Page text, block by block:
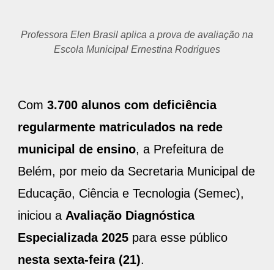
Professora Elen Brasil aplica a prova de avaliação na
Escola Municipal Ernestina Rodrigues
Com 3.700 alunos com deficiência
regularmente matriculados na rede
municipal de ensino, a Prefeitura de
Belém, por meio da Secretaria Municipal de
Educação, Ciência e Tecnologia (Semec),
iniciou a Avaliação Diagnóstica
Especializada 2025 para esse público
nesta sexta-feira (21).